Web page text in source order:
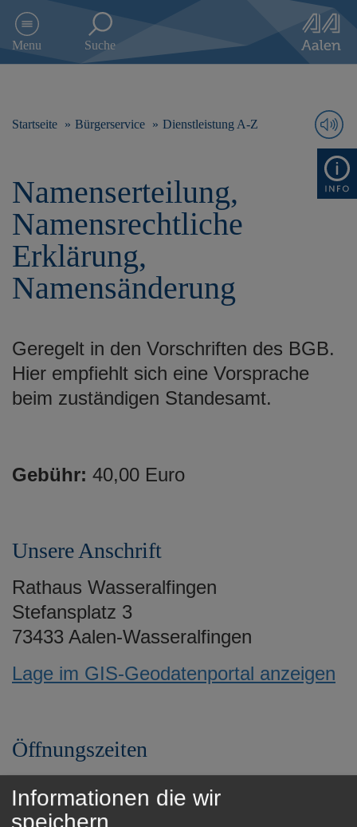
e
Menu Suche
Startseite Bürgerservice Dienstleistung A-Z
Namenserteilung,
Namensrechtliche
Erklärung,
Namensänderung
Geregelt in den Vorschriften des BGB.
Hier empfiehlt sich eine Vorsprache
beim zuständigen Standesamt.
Gebühr: 40,00 Euro
Unsere Anschrift
Rathaus Wasseralfingen
Stefansplatz 3
73433 Aalen-Wasseralfingen
Lage im GIS-Geodatenportal anzeigen
Öffnungszeiten
Bezirksamt Wasseralfingen
Montag, 8.30 bis 11.45 Uhr und 14.00
Informationen die wir
speichern